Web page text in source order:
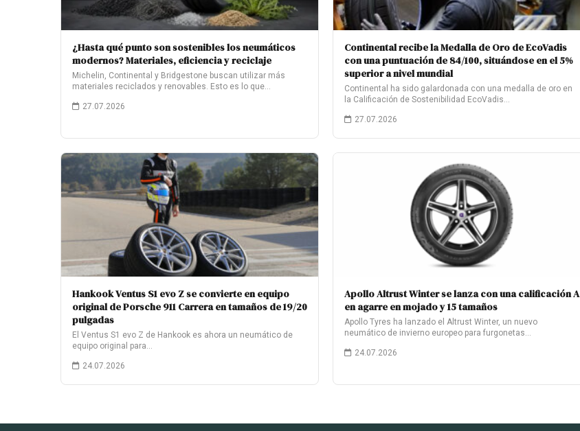
¿Hasta qué punto son sostenibles los neumáticos
modernos? Materiales, eficiencia y reciclaje
Michelin, Continental y Bridgestone buscan utilizar más
materiales reciclados y renovables. Esto es lo que…
27.07.2026
Continental recibe la Medalla de Oro de EcoVadis
con una puntuación de 84/100, situándose en el 5%
superior a nivel mundial
Continental ha sido galardonada con una medalla de oro en
la Calificación de Sostenibilidad EcoVadis…
27.07.2026
Hankook Ventus S1 evo Z se convierte en equipo
original de Porsche 911 Carrera en tamaños de 19/20
pulgadas
El Ventus S1 evo Z de Hankook es ahora un neumático de
equipo original para…
24.07.2026
Apollo Altrust Winter se lanza con una calificación A
en agarre en mojado y 15 tamaños
Apollo Tyres ha lanzado el Altrust Winter, un nuevo
neumático de invierno europeo para furgonetas…
24.07.2026